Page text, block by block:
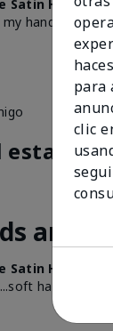
Satin Hands®
hands feel so
are
Satin Hands®
hands
para
clic